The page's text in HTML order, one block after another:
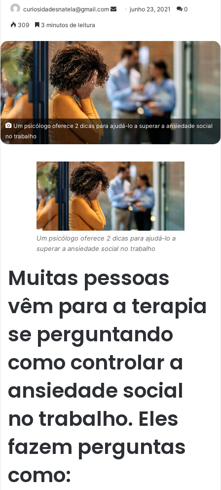
curiosidadesnatela@gmail.com
Mande
mail
junho 23, 2021 0
309 3 minutos de leitura
Um psicólogo oferece 2 dicas para ajudá-lo a superar a ansiedade social
no trabalho
Um psicólogo oferece 2 dicas para ajudá-lo a
superar a ansiedade social no trabalho
Muitas pessoas
vêm para a terapia
se perguntando
como controlar a
ansiedade social
no trabalho. Eles
fazem perguntas
como: